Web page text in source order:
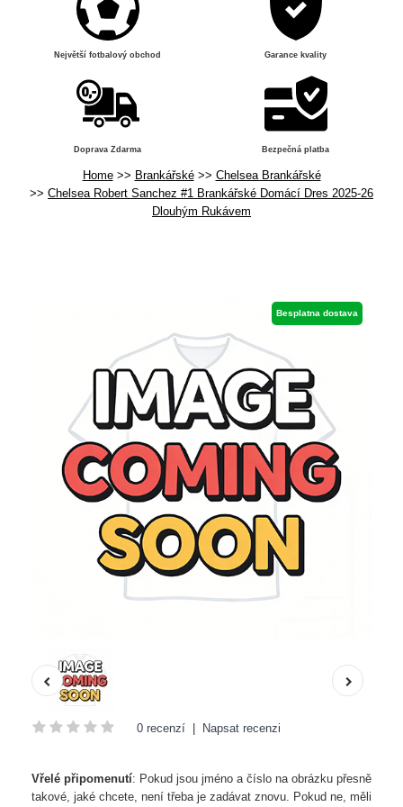
Největší fotbalový obchod Garance kvality
Doprava Zdarma Bezpečná platba
Home Brankářské
Chelsea Brankářské
Chelsea Robert Sanchez #1 Brankářské Domácí Dres 2025-26
Dlouhým Rukávem
Besplatna dostava
0 recenzí Napsat recenzi
Vřelé připomenutí: Pokud jsou jméno a číslo na obrázku přesně
takové, jaké chcete, není třeba je zadávat znovu. Pokud ne, měli